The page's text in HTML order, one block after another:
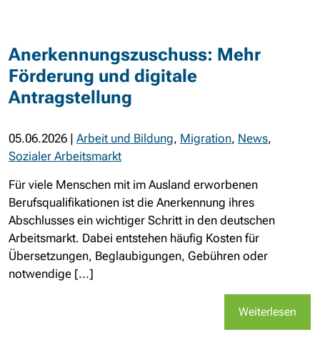
Anerkennungszuschuss: Mehr
Förderung und digitale
Antragstellung
05.06.2026 | Arbeit und Bildung, Migration, News,
Sozialer Arbeitsmarkt
Für viele Menschen mit im Ausland erworbenen
Berufsqualifikationen ist die Anerkennung ihres
Abschlusses ein wichtiger Schritt in den deutschen
Arbeitsmarkt. Dabei entstehen häufig Kosten für
Übersetzungen, Beglaubigungen, Gebühren oder
notwendige [...]
Weiterlesen